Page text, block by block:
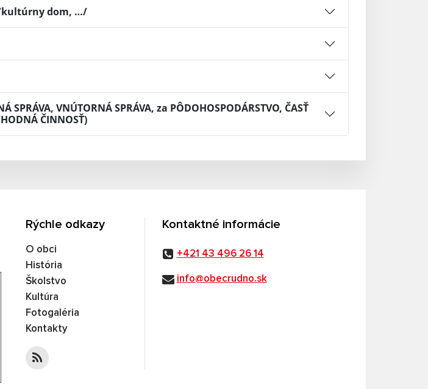
dom, …/
SPRÁVA, VNÚTORNÁ SPRÁVA, za PÔDOHOSPODÁRSTVO, ČASŤ
ČINNOSŤ)
Rýchle odkazy
O obci
História
Školstvo
Kultúra
Fotogaléria
Kontakty
Kontaktné informácie
+421 43 496 26 14
info@obecrudno.sk